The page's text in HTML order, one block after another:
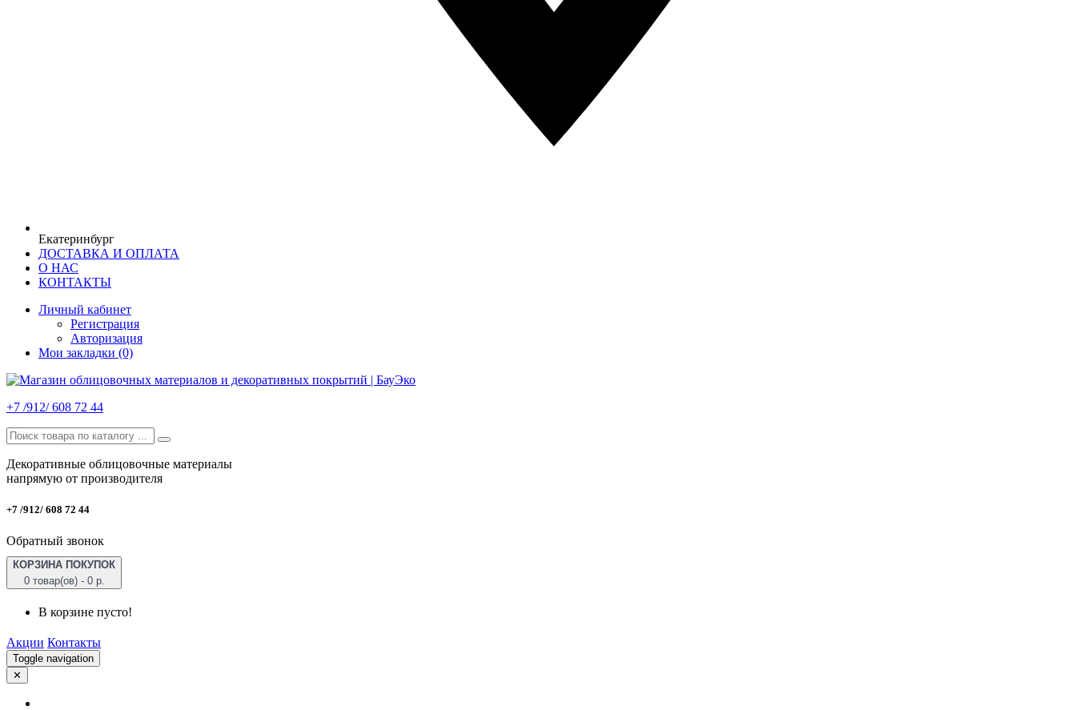
Екатеринбург
ДОСТАВКА И ОПЛАТА
О НАС
КОНТАКТЫ
Личный кабинет
Регистрация
Авторизация
Мои закладки (0)
+7 /912/ 608 72 44
Декоративные облицовочные материалы
напрямую от производителя
+7 /912/ 608 72 44
Обратный звонок
КОРЗИНА ПОКУПОК
0 товар(ов) - 0 р.
В корзине пусто!
Акции Контакты
Toggle navigation
✕